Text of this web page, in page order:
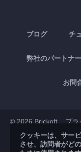
ブログ チ
弊社のパートナー
お問
© 2026 Brickoft プラ
App
クッキーは、サー
させ、訪問者がど